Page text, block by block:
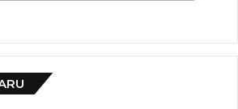
di dalam kampus maupun di ruang
menurutnya, harus tampil sebagai
(thought leader)